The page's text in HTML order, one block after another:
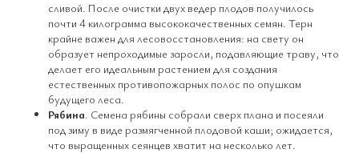
сливой. После очистки двух ведер плодов получилось
почти 4 килограмма высококачественных семян. Терн
крайне важен для лесовосстановления: на свету он
образует непроходимые заросли, подавляющие траву, что
делает его идеальным растением для создания
естественных противопожарных полос по опушкам
будущего леса.
Рябина. Семена рябины собрали сверх плана и посеяли
под зиму в виде размягченной плодовой каши; ожидается,
что выращенных сеянцев хватит на несколько лет.